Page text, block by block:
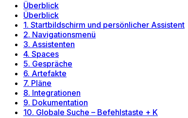
Überblick
Überblick
1. Startbildschirm und persönlicher Assistent
2. Navigationsmenü
3. Assistenten
4. Spaces
5. Gespräche
6. Artefakte
7. Pläne
8. Integrationen
9. Dokumentation
10. Globale Suche – Befehlstaste + K